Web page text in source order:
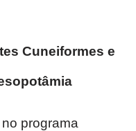
Cuneiformes e
programa